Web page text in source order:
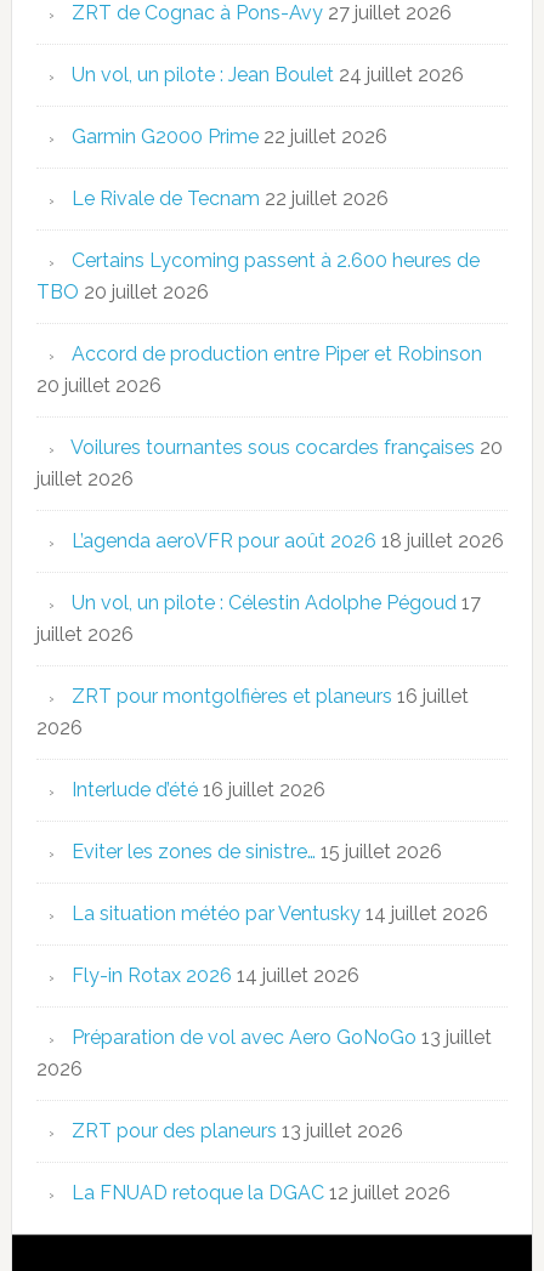
ZRT de Cognac à Pons-Avy 27 juillet 2026
Un vol, un pilote : Jean Boulet 24 juillet 2026
Garmin G2000 Prime 22 juillet 2026
Le Rivale de Tecnam 22 juillet 2026
Certains Lycoming passent à 2.600 heures de
TBO 20 juillet 2026
Accord de production entre Piper et Robinson
20 juillet 2026
Voilures tournantes sous cocardes françaises 20
juillet 2026
L’agenda aeroVFR pour août 2026 18 juillet 2026
Un vol, un pilote : Célestin Adolphe Pégoud 17
juillet 2026
ZRT pour montgolfières et planeurs 16 juillet
2026
Interlude d’été 16 juillet 2026
Eviter les zones de sinistre… 15 juillet 2026
La situation météo par Ventusky 14 juillet 2026
Fly-in Rotax 2026 14 juillet 2026
Préparation de vol avec Aero GoNoGo 13 juillet
2026
ZRT pour des planeurs 13 juillet 2026
La FNUAD retoque la DGAC 12 juillet 2026